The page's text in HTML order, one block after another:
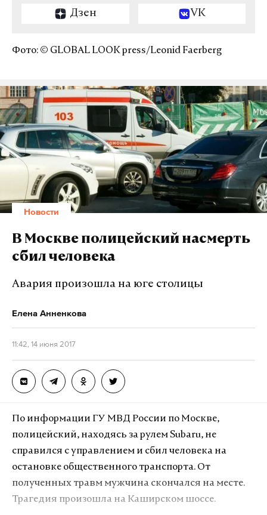
Дзен VK
Фото: © GLOBAL LOOK press/Leonid Faerberg
Новости
В Москве полицейский насмерть
сбил человека
Авария произошла на юге столицы
Елена Анненкова
11:42, 14 июня 2017
По информации ГУ МВД России по Москве,
полицейский, находясь за рулем Subaru, не
справился с управлением и сбил человека на
остановке общественного транспорта. От
полученных травм мужчина скончался на месте.
Трагедия произошла на Каширском шоссе.